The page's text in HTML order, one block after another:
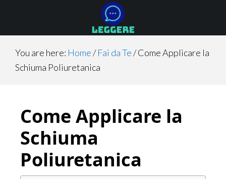
main
content
primary
sidebar
footer
You are here: Home/ Fai da Te/Come Applicare la
Schiuma Poliuretanica
Come Applicare la
Schiuma
Poliuretanica